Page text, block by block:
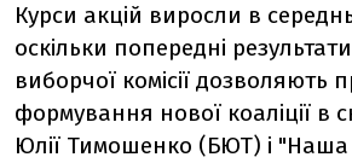
Курси акцій виросли в
оскільки попередні
виборчої комісії дозволяють
формування нової коаліції в
Юлії Тимошенко (БЮТ) і "Наша